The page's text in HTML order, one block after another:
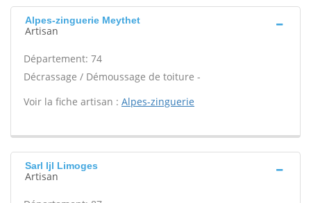
Alpes-zinguerie Meythet
Artisan
Département: 74
Décrassage / Démoussage de toiture -
Voir la fiche artisan : Alpes-zinguerie
Sarl ljl Limoges
Artisan